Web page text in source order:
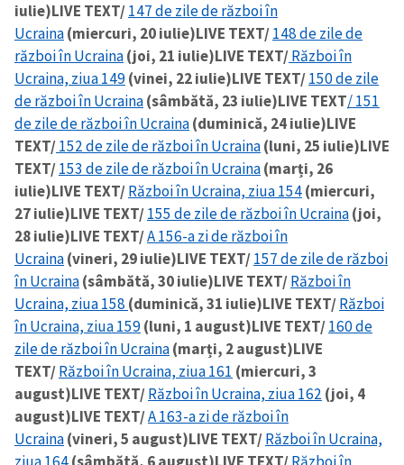
iulie)LIVE TEXT/147 de zile de război în
Ucraina(miercuri, 20 iulie)LIVE TEXT/148 de zile de
război în Ucraina(joi, 21 iulie)LIVE TEXT/Război în
Ucraina, ziua 149(vinei, 22 iulie)LIVE TEXT/150 de zile
de război în Ucraina(sâmbătă, 23 iulie)LIVE TEXT/ 151
de zile de război în Ucraina(duminică, 24 iulie)LIVE
TEXT/152 de zile de război în Ucraina(luni, 25 iulie)LIVE
TEXT/153 de zile de război în Ucraina(marți, 26
iulie)LIVE TEXT/Război în Ucraina, ziua 154(miercuri,
27 iulie)LIVE TEXT/155 de zile de război în Ucraina(joi,
28 iulie)LIVE TEXT/A 156-a zi de război în
Ucraina(vineri, 29 iulie)LIVE TEXT/157 de zile de război
în Ucraina(sâmbătă, 30 iulie)LIVE TEXT/Război în
Ucraina, ziua 158 (duminică, 31 iulie)LIVE TEXT/Război
în Ucraina, ziua 159(luni, 1 august)LIVE TEXT/160 de
zile de război în Ucraina(marți, 2 august)LIVE
TEXT/Război în Ucraina, ziua 161 (miercuri, 3
august)LIVE TEXT/Război în Ucraina, ziua 162 (joi, 4
august)LIVE TEXT/A 163-a zi de război în
Ucraina(vineri, 5 august)LIVE TEXT/Război în Ucraina,
ȘTIREA MEA
Titlu știre
+ Adaugă titlu
Fotografie
+ Încarcă imagine
Link media
+ Link media
Mesajul știrei
+ Mesajul știrei